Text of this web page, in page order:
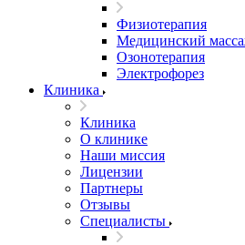
Физиотерапия
Медицинский
Озонотерапия
Электрофорез
Клиника
Клиника
О клинике
Наши миссия
Лицензии
Партнеры
Отзывы
Специалисты